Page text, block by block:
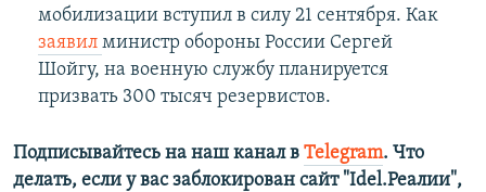
мобилизации вступил в силу 21 сентября. Как
заявил министр обороны России Сергей
Шойгу, на военную службу планируется
призвать 300 тысяч резервистов.
Подписывайтесь на наш канал в Telegram. Что
делать, если у вас заблокирован сайт "Idel.Реалии",